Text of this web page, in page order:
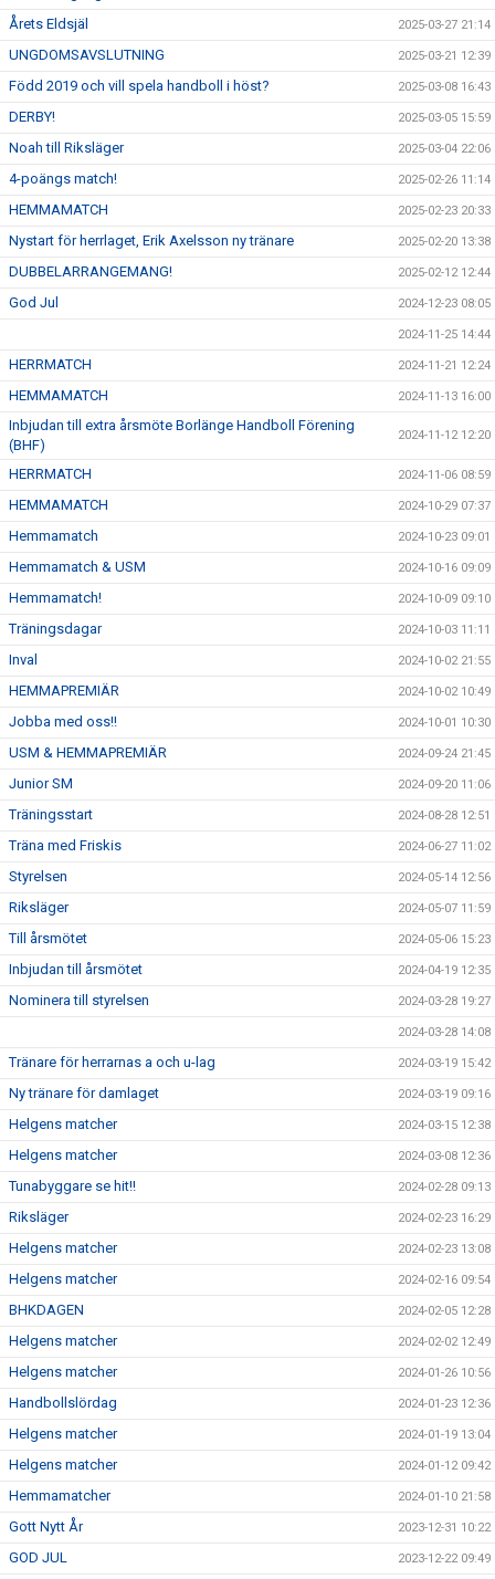
Årets Eldsjäl 2025-03-27 21:14
UNGDOMSAVSLUTNING 2025-03-21 12:39
Född 2019 och vill spela handboll i höst? 2025-03-08 16:43
DERBY! 2025-03-05 15:59
Noah till Riksläger 2025-03-04 22:06
4-poängs match! 2025-02-26 11:14
HEMMAMATCH 2025-02-23 20:33
Nystart för herrlaget, Erik Axelsson ny tränare 2025-02-20 13:38
DUBBELARRANGEMANG! 2025-02-12 12:44
God Jul 2024-12-23 08:05
2024-11-25 14:44
HERRMATCH 2024-11-21 12:24
HEMMAMATCH 2024-11-13 16:00
Inbjudan till extra årsmöte Borlänge Handboll Förening
(BHF)
2024-11-12 12:20
HERRMATCH 2024-11-06 08:59
HEMMAMATCH 2024-10-29 07:37
Hemmamatch 2024-10-23 09:01
Hemmamatch & USM 2024-10-16 09:09
Hemmamatch! 2024-10-09 09:10
Träningsdagar 2024-10-03 11:11
Inval 2024-10-02 21:55
HEMMAPREMIÄR 2024-10-02 10:49
Jobba med oss!! 2024-10-01 10:30
USM & HEMMAPREMIÄR 2024-09-24 21:45
Junior SM 2024-09-20 11:06
Träningsstart 2024-08-28 12:51
Träna med Friskis 2024-06-27 11:02
Styrelsen 2024-05-14 12:56
Riksläger 2024-05-07 11:59
Till årsmötet 2024-05-06 15:23
Inbjudan till årsmötet 2024-04-19 12:35
Nominera till styrelsen 2024-03-28 19:27
2024-03-28 14:08
Tränare för herrarnas a och u-lag 2024-03-19 15:42
Ny tränare för damlaget 2024-03-19 09:16
Helgens matcher 2024-03-15 12:38
Helgens matcher 2024-03-08 12:36
Tunabyggare se hit!! 2024-02-28 09:13
Riksläger 2024-02-23 16:29
Helgens matcher 2024-02-23 13:08
Helgens matcher 2024-02-16 09:54
BHKDAGEN 2024-02-05 12:28
Helgens matcher 2024-02-02 12:49
Helgens matcher 2024-01-26 10:56
Handbollslördag 2024-01-23 12:36
Helgens matcher 2024-01-19 13:04
Helgens matcher 2024-01-12 09:42
Hemmamatcher 2024-01-10 21:58
Gott Nytt År 2023-12-31 10:22
GOD JUL 2023-12-22 09:49